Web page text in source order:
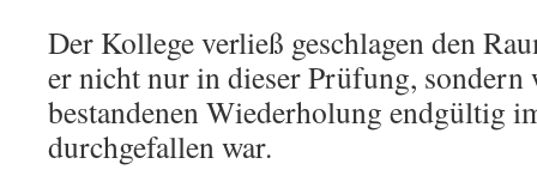
Der Kollege verließ geschlagen den
er nicht nur in dieser Prüfung, sondern
bestandenen Wiederholung endgültig
durchgefallen war.